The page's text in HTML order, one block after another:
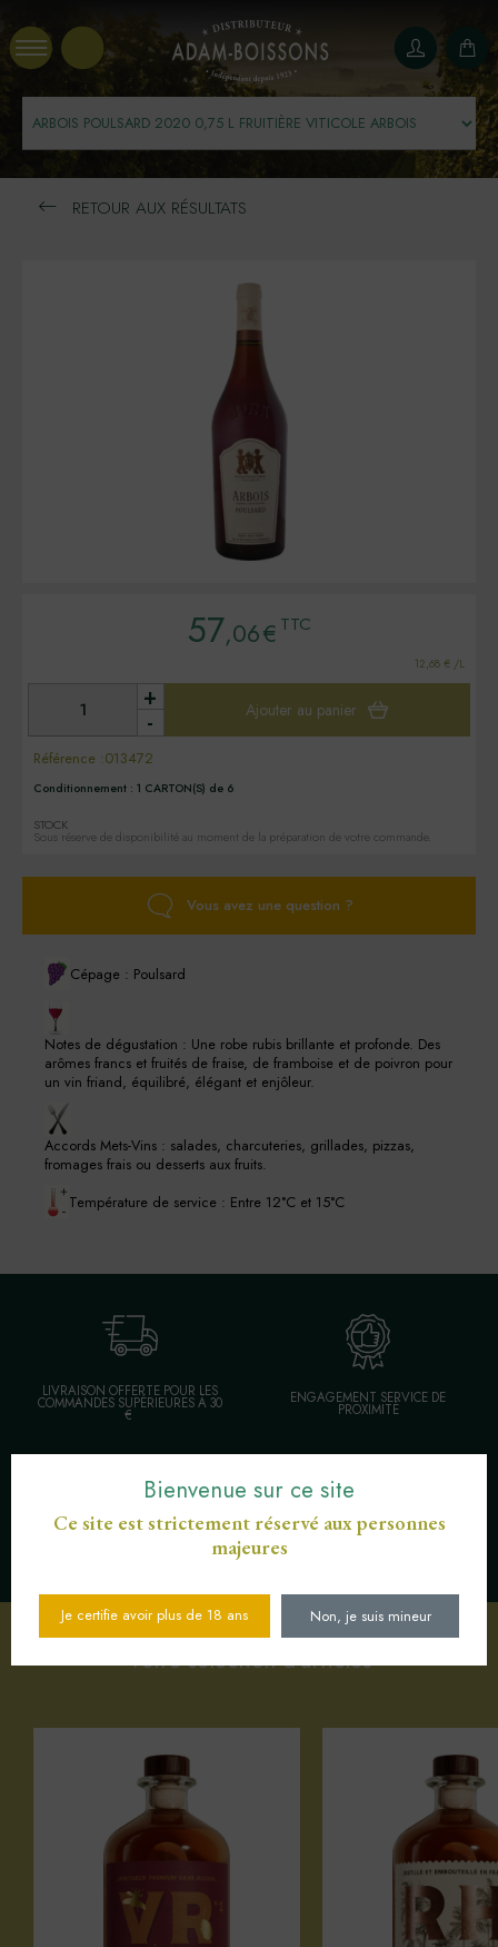
RETOUR AUX RÉSULTATS
Cépage : Poulsard
Notes de dégustation : Une robe rubis brillante et profonde. Des
arômes francs et fruités de fraise, de framboise et de poivron pour
un vin friand, équilibré, élégant et enjôleur.
Accords Mets-Vins : salades, charcuteries, grillades, pizzas,
fromages frais ou desserts aux fruits.
Température de service : Entre 12°C et 15°C
57,06€ TTC
12,68 € /L
-
+ Ajouter au panier
Référence :013472
Conditionnement : 1 CARTON(S) de 6
STOCK
Sous réserve de disponibilité au moment de la préparation de votre commande.
Vous avez une question ?
LIVRAISON OFFERTE POUR LES
COMMANDES SUPÉRIEURES À 30
€
ENGAGEMENT SERVICE DE
PROXIMITÉ
Votre sélection d'articles
Bienvenue sur ce site
Ce site est strictement réservé aux personnes
majeures
Je certifie avoir plus de 18 ans Non, je suis mineur